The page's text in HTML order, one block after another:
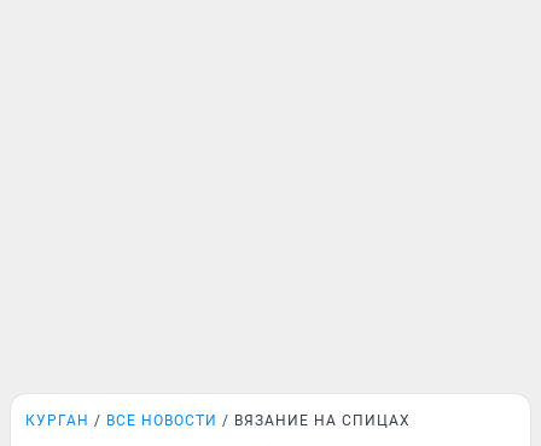
КУРГАН ВСЕ НОВОСТИ ВЯЗАНИЕ НА СПИЦАХ